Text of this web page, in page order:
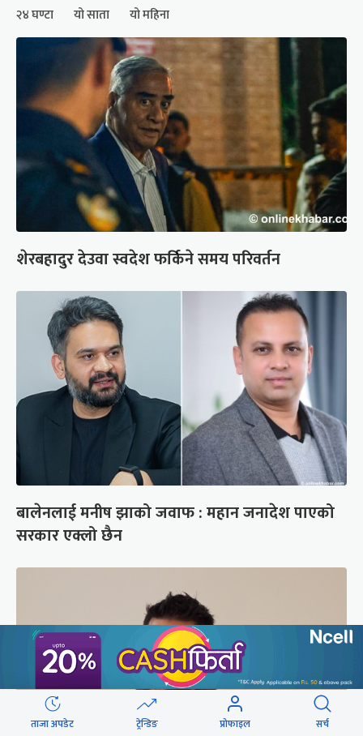
२४ घण्टा यो साता यो महिना
शेरबहादुर देउवा स्वदेश फर्किने समय परिवर्तन
बालेनलाई मनीष झाको जवाफ : महान जनादेश पाएको
सरकार एक्लो छैन
ताजा अपडेट ट्रेन्डिङ प्रोफाइल सर्च